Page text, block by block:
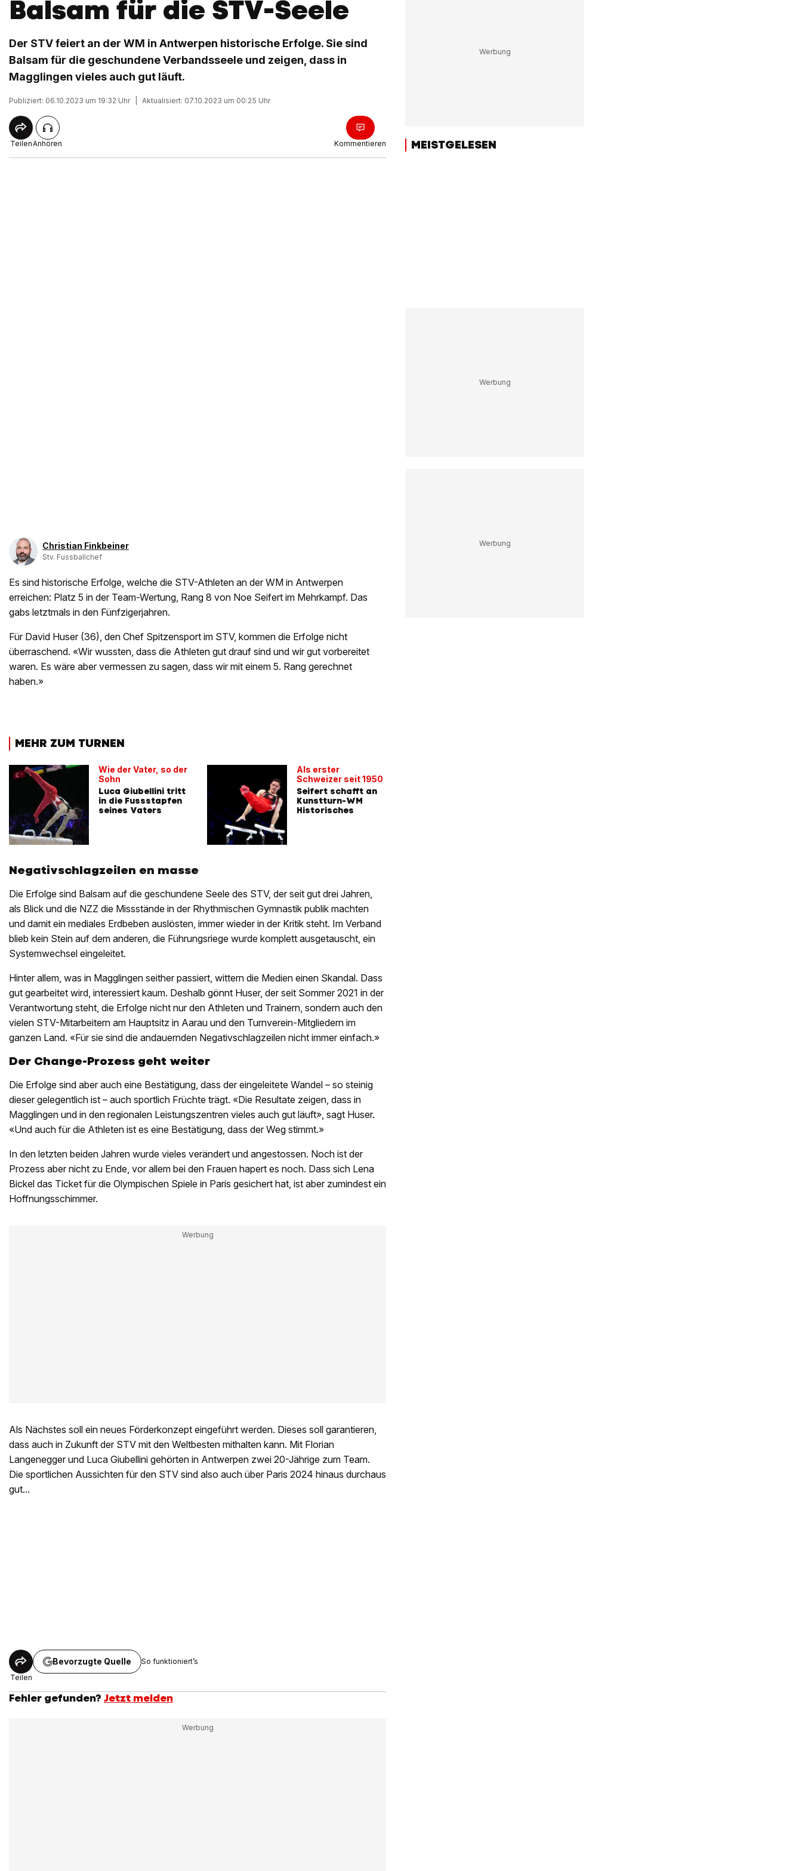
Balsam für die STV-Seele
Der STV feiert an der WM in Antwerpen historische Erfolge. Sie sind
Balsam für die geschundene Verbandsseele und zeigen, dass in
Magglingen vieles auch gut läuft.
Publiziert: 06.10.2023 um 19:32 Uhr Aktualisiert: 07.10.2023 um 00:25 Uhr
TeilenAnhören Kommentieren
Christian Finkbeiner
Stv. Fussballchef
Es sind historische Erfolge, welche die STV-Athleten an der WM in Antwerpen
erreichen: Platz 5 in der Team-Wertung, Rang 8 von Noe Seifert im Mehrkampf. Das
gabs letztmals in den Fünfzigerjahren.
Für David Huser (36), den Chef Spitzensport im STV, kommen die Erfolge nicht
überraschend. «Wir wussten, dass die Athleten gut drauf sind und wir gut vorbereitet
waren. Es wäre aber vermessen zu sagen, dass wir mit einem 5. Rang gerechnet
haben.»
MEHR ZUM TURNEN
Wie der Vater, so der
Sohn
Luca Giubellini tritt
in die Fussstapfen
seines Vaters
Als erster
Schweizer seit 1950
Seifert schafft an
Kunstturn-WM
Historisches
Negativschlagzeilen en masse
Die Erfolge sind Balsam auf die geschundene Seele des STV, der seit gut drei Jahren,
als Blick und die NZZ die Missstände in der Rhythmischen Gymnastik publik machten
und damit ein mediales Erdbeben auslösten, immer wieder in der Kritik steht. Im Verband
blieb kein Stein auf dem anderen, die Führungsriege wurde komplett ausgetauscht, ein
Systemwechsel eingeleitet.
Hinter allem, was in Magglingen seither passiert, wittern die Medien einen Skandal. Dass
gut gearbeitet wird, interessiert kaum. Deshalb gönnt Huser, der seit Sommer 2021 in der
Verantwortung steht, die Erfolge nicht nur den Athleten und Trainern, sondern auch den
vielen STV-Mitarbeitern am Hauptsitz in Aarau und den Turnverein-Mitgliedern im
ganzen Land. «Für sie sind die andauernden Negativschlagzeilen nicht immer einfach.»
Der Change-Prozess geht weiter
Die Erfolge sind aber auch eine Bestätigung, dass der eingeleitete Wandel – so steinig
dieser gelegentlich ist – auch sportlich Früchte trägt. «Die Resultate zeigen, dass in
Magglingen und in den regionalen Leistungszentren vieles auch gut läuft», sagt Huser.
«Und auch für die Athleten ist es eine Bestätigung, dass der Weg stimmt.»
In den letzten beiden Jahren wurde vieles verändert und angestossen. Noch ist der
Prozess aber nicht zu Ende, vor allem bei den Frauen hapert es noch. Dass sich Lena
Bickel das Ticket für die Olympischen Spiele in Paris gesichert hat, ist aber zumindest ein
Hoffnungsschimmer.
Als Nächstes soll ein neues Förderkonzept eingeführt werden. Dieses soll garantieren,
dass auch in Zukunft der STV mit den Weltbesten mithalten kann. Mit Florian
Langenegger und Luca Giubellini gehörten in Antwerpen zwei 20-Jährige zum Team.
Die sportlichen Aussichten für den STV sind also auch über Paris 2024 hinaus durchaus
gut...
Teilen
Bevorzugte Quelle So funktioniert’s
Fehler gefunden? Jetzt melden
MEISTGELESEN